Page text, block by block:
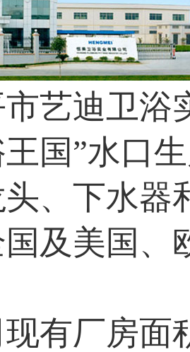
迪卫浴
国”水口
、下水器
及美国、
厂房面